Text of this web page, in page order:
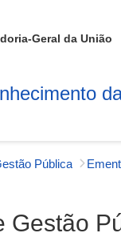
Geral da União
Pública
Gestão